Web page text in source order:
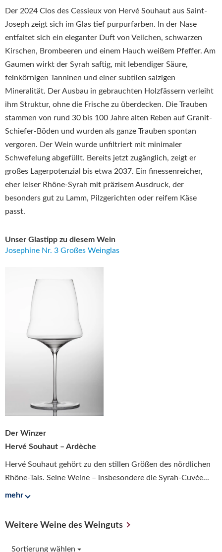
Der 2024 Clos des Cessieux von Hervé Souhaut aus Saint-
Joseph zeigt sich im Glas tief purpurfarben. In der Nase
entfaltet sich ein eleganter Duft von Veilchen, schwarzen
Kirschen, Brombeeren und einem Hauch weißem Pfeffer. Am
Gaumen wirkt der Syrah saftig, mit lebendiger Säure,
feinkörnigen Tanninen und einer subtilen salzigen
Mineralität. Der Ausbau in gebrauchten Holzfässern verleiht
ihm Struktur, ohne die Frische zu überdecken. Die Trauben
stammen von rund 30 bis 100 Jahre alten Reben auf Granit-
Schiefer-Böden und wurden als ganze Trauben spontan
vergoren. Der Wein wurde unfiltriert mit minimaler
Schwefelung abgefüllt. Bereits jetzt zugänglich, zeigt er
großes Lagerpotenzial bis etwa 2037. Ein finessenreicher,
eher leiser Rhône-Syrah mit präzisem Ausdruck, der
besonders gut zu Lamm, Pilzgerichten oder reifem Käse
passt.
Unser Glastipp zu diesem Wein
Josephine Nr. 3 Großes Weinglas
Der Winzer
Hervé Souhaut – Ardèche
Hervé Souhaut gehört zu den stillen Größen des nördlichen
Rhône-Tals. Seine Weine – insbesondere die Syrah-Cuvée...
mehr
Weitere Weine des Weinguts
Sortierung wählen